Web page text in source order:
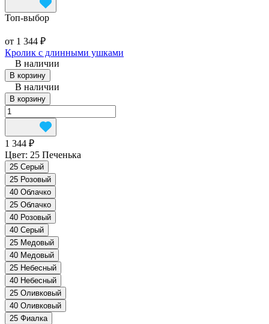
Топ‑выбор
от 1 344 ₽
Кролик с длинными ушками
В наличии
В корзину
В наличии
В корзину
1 344 ₽
Цвет: 25 Печенька
25 Серый
25 Розовый
40 Облачко
25 Облачко
40 Розовый
40 Серый
25 Медовый
40 Медовый
25 Небесный
40 Небесный
25 Оливковый
40 Оливковый
25 Фиалка